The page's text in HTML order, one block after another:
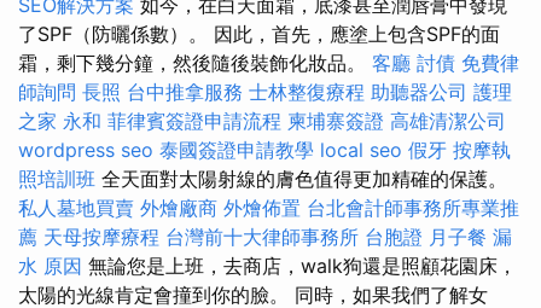
SEO解決方案 如今，在白天面霜，底漆甚至潤唇膏中發現
了SPF（防曬係數）。 因此，首先，應塗上包含SPF的面
霜，剩下幾分鐘，然後隨後裝飾化妝品。 客廳 討債 免費律
師詢問 長照 台中推拿服務 士林整復療程 助聽器公司 護理
之家 永和 菲律賓簽證申請流程 柬埔寨簽證 高雄清潔公司
wordpress seo 泰國簽證申請教學 local seo 假牙 按摩執
照培訓班 全天面對太陽射線的膚色值得更加精確的保護。
私人墓地買賣 外燴廠商 外燴佈置 台北會計師事務所專業推
薦 天母按摩療程 台灣前十大律師事務所 台胞證 月子餐 漏
水 原因 無論您是上班，去商店，walk狗還是照顧花園床，
太陽的光線肯定會撞到你的臉。 同時，如果我們了解女